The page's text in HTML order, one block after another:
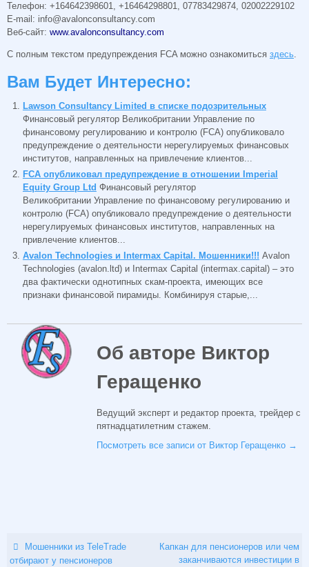
Телефон: +164642398601, +16464298801, 07783429874, 02002229102
E-mail: info@avalonconsultancy.com
Веб-сайт: www.avalonconsultancy.com
С полным текстом предупреждения FCA можно ознакомиться здесь
Вам Будет Интересно:
Lawson Consultancy Limited в списке подозрительных
Финансовый регулятор Великобритании Управление по
финансовому регулированию и контролю (FCA) опубликовало
предупреждение о деятельности нерегулируемых финансовых
институтов, направленных на привлечение клиентов...
FCA опубликовал предупреждение в отношении Imperial
Equity Group Ltd Финансовый регулятор
Великобритании Управление по финансовому регулированию и
контролю (FCA) опубликовало предупреждение о деятельности
нерегулируемых финансовых институтов, направленных на
привлечение клиентов...
Avalon Technologies и Intermax Capital. Мошенники!!! Avalon
Technologies (avalon.ltd) и Intermax Capital (intermax.capital) – это
два фактически однотипных скам-проекта, имеющих все
признаки финансовой пирамиды. Комбинируя старые,...
Об авторе Виктор
Геращенко
Ведущий эксперт и редактор проекта, трейдер с
пятнадцатилетним стажем.
Посмотреть все записи от Виктор Геращенко →
Мошенники из TeleTrade
отбирают у пенсионеров
Капкан для пенсионеров или чем
заканчиваются инвестиции в